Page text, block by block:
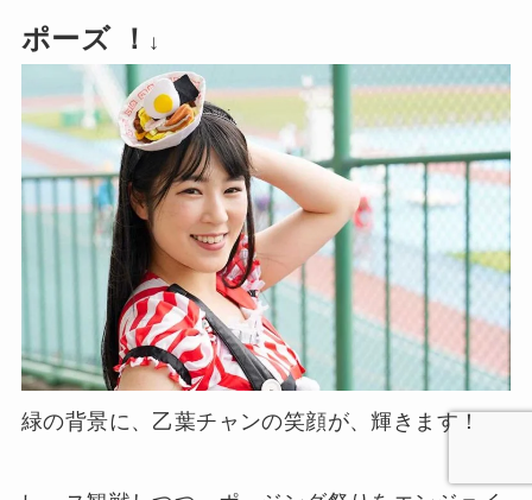
ポーズ ！ ↓
緑の背景に、乙葉チャンの笑顔が、輝きます！